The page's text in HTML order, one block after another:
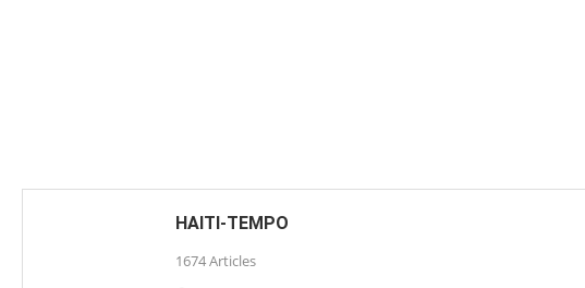
HAITI-TEMPO
1674 Articles